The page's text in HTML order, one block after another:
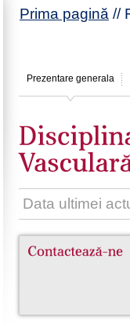
Prima pagină //
Prezentare generala
Data ultimei